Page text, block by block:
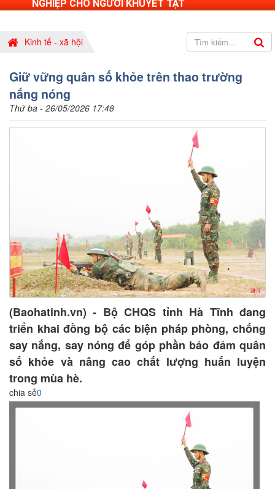
NGHIỆP CHO NGƯỜI KHUYẾT TẬT
Kinh tế - xã hội
Giữ vững quân số khỏe trên thao trường
nắng nóng
Thứ ba - 26/05/2026 17:48
(Baohatinh.vn) - Bộ CHQS tỉnh Hà Tĩnh đang
triển khai đồng bộ các biện pháp phòng, chống
say nắng, say nóng để góp phần bảo đảm quân
số khỏe và nâng cao chất lượng huấn luyện
trong mùa hè.
chia sẻ0